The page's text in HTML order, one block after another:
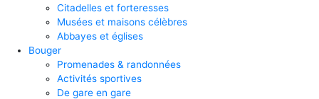
Citadelles et forteresses
Musées et maisons célèbres
Abbayes et églises
Bouger
Promenades & randonnées
Activités sportives
De gare en gare